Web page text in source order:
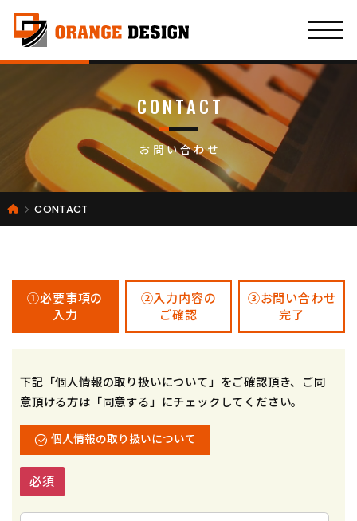
CONTACT
お問い合わせ
CONTACT
①必要事項の
入力
②入力内容の
ご確認
③お問い合わせ
完了
下記「個人情報の取り扱いについて」をご確認頂き、ご同
意頂ける方は「同意する」にチェックしてください。
個人情報の取り扱いについて
必須